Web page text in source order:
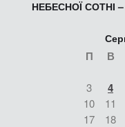
НЕБЕСНОЇ СОТНІ
П В
3 4
10
11
17
18